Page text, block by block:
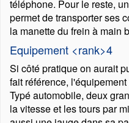
téléphone. Pour le reste,
permet de transporter ses
la manette du frein à main
Equipement <rank>4
Si côté pratique on aurait
fait référence,
Typé automobile, deux
la vitesse et les tours par